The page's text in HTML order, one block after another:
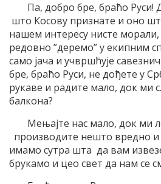
Па, добро бре, браћо Руси!
што Косову признате и оно
нашем интересу нисте морали,
редовно ”деремо” у екипним
само јача и учвршћује
бре, браћо Руси, не дођете у
рукаве и радите мало, док ми
балкона?
Мењајте нас мало, док ми
производите нешто вредно и
имамо сутра шта да вам
брукамо и цео свет да нам се